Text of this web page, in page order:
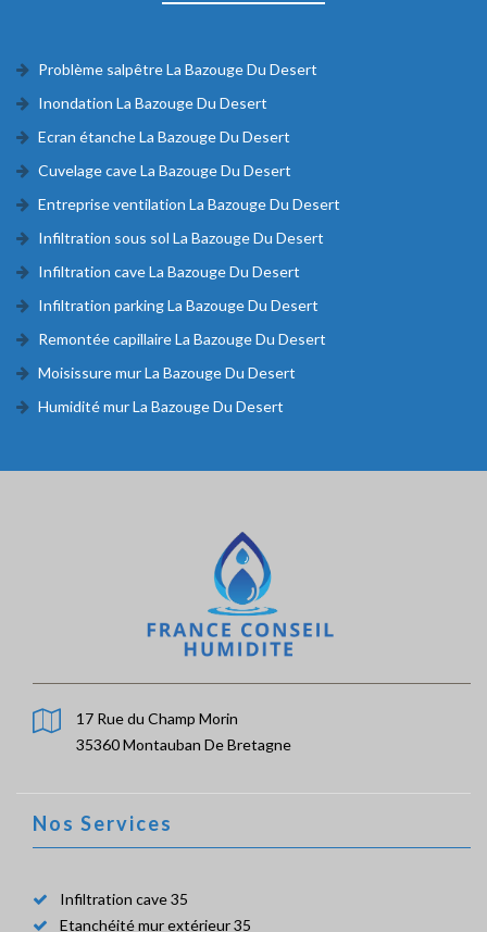
Problème salpêtre La Bazouge Du Desert
Inondation La Bazouge Du Desert
Ecran étanche La Bazouge Du Desert
Cuvelage cave La Bazouge Du Desert
Entreprise ventilation La Bazouge Du Desert
Infiltration sous sol La Bazouge Du Desert
Infiltration cave La Bazouge Du Desert
Infiltration parking La Bazouge Du Desert
Remontée capillaire La Bazouge Du Desert
Moisissure mur La Bazouge Du Desert
Humidité mur La Bazouge Du Desert
17 Rue du Champ Morin
35360 Montauban De Bretagne
Nos Services
Infiltration cave 35
Etanchéité mur extérieur 35